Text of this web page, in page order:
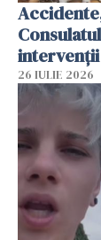
26 IULIE 2026